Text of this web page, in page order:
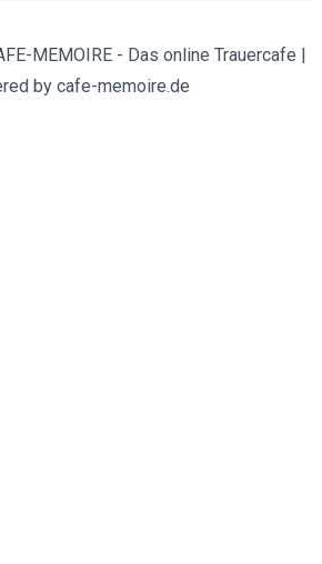
MEMOIRE - Das online Trauercafe |
by cafe-memoire.de